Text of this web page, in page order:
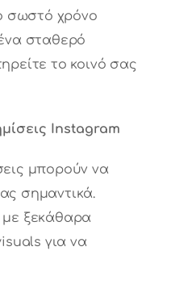
σωστό χρόνο
σταθερό
το κοινό σας
Instagram
μπορούν να
σημαντικά.
με ξεκάθαρα
για να